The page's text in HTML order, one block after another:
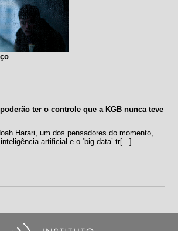
ter o controle que a KGB nunca teve
Harari, um dos pensadores do momento,
artificial e o ‘big data’ tr[...]